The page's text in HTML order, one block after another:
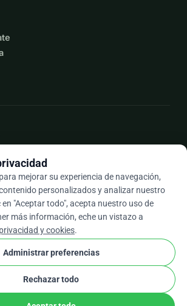
según más de 500 reseñas
Privacidad y cookies
check
mejorar su experiencia de navegación,
personalizados y analizar nuestro
"Aceptar todo", acepta nuestro uso de
más información, eche un vistazo a
y cookies.
Administrar preferencias
Rechazar todo